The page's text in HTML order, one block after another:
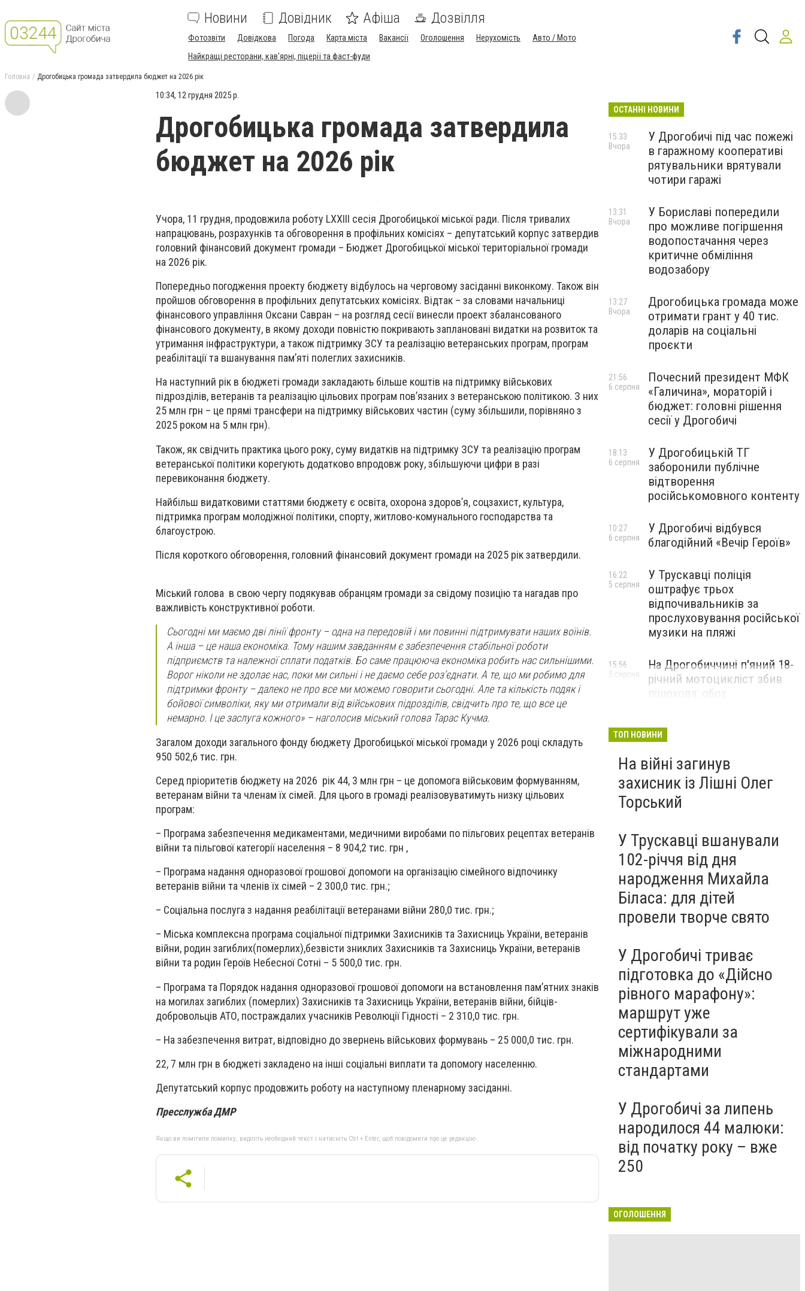
Новини Довідник Афіша Дозвілля
Фотозвіти Довідкова Погода Карта міста Вакансії Оголошення Нерухомість
Авто / Мото
Найкращі ресторани, кав'ярні, піцерії та фаст-фуди
Головна Дрогобицька громада затвердила бюджет на 2026 рік
10:34, 12 грудня 2025 р.
Дрогобицька громада затвердила
бюджет на 2026 рік
Учора, 11 грудня, продовжила роботу LХХIII сесія Дрогобицької міської ради. Після тривалих
напрацювань, розрахунків та обговорення в профільних комісіях – депутатський корпус затвердив
головний фінансовий документ громади – Бюджет Дрогобицької міської територіальної громади
на 2026 рік.
Попередньо погодження проекту бюджету відбулось на черговому засіданні виконкому. Також він
пройшов обговорення в профільних депутатських комісіях. Відтак – за словами начальниці
фінансового управління Оксани Савран – на розгляд сесії винесли проект збалансованого
фінансового документу, в якому доходи повністю покривають заплановані видатки на розвиток та
утримання інфраструктури, а також підтримку ЗСУ та реалізацію ветеранських програм, програм
реабілітації та вшанування пам’яті полеглих захисників.
На наступний рік в бюджеті громади закладають більше коштів на підтримку військових
підрозділів, ветеранів та реалізацію цільових програм пов’язаних з ветеранською політикою. З них
25 млн грн – це прямі трансфери на підтримку військових частин (суму збільшили, порівняно з
2025 роком на 5 млн грн).
Також, як свідчить практика цього року, суму видатків на підтримку ЗСУ та реалізацію програм
ветеранської політики корегують додатково впродовж року, збільшуючи цифри в разі
перевиконання бюджету.
Найбільш видатковими статтями бюджету є освіта, охорона здоровʼя, соцзахист, культура,
підтримка програм молодіжної політики, спорту, житлово-комунального господарства та
благоустрою.
Після короткого обговорення, головний фінансовий документ громади на 2025 рік затвердили.
Міський голова в свою чергу подякував обранцям громади за свідому позицію та нагадав про
важливість конструктивної роботи.
Сьогодні ми маємо дві лінії фронту – одна на передовій і ми повинні підтримувати наших воїнів.
А інша – це наша економіка. Тому нашим завданням є забезпечення стабільної роботи
підприємств та належної сплати податків. Бо саме працююча економіка робить нас сильнішими.
Ворог ніколи не здолає нас, поки ми сильні і не даємо себе розʼєднати. А те, що ми робимо для
підтримки фронту – далеко не про все ми можемо говорити сьогодні. Але та кількість подяк і
бойової символіки, яку ми отримали від військових підрозділів, свідчить про те, що все це
немарно. І це заслуга кожного» –наголосив міський голова Тарас Кучма.
Загалом доходи загального фонду бюджету Дрогобицької міської громади у 2026 році складуть
950 502,6 тис. грн.
Серед пріоритетів бюджету на 2026 рік 44, 3 млн грн – це допомога військовим формуванням,
ветеранам війни та членам їх сімей. Для цього в громаді реалізовуватимуть низку цільових
програм:
– Програма забезпечення медикаментами, медичними виробами по пільгових рецептах ветеранів
війни та пільгової категорії населення – 8 904,2 тис. грн ,
– Програма надання одноразової грошової допомоги на організацію сімейного відпочинку
ветеранів війни та членів їх сімей – 2 300,0 тис. грн.;
– Соціальна послуга з надання реабілітації ветеранами війни 280,0 тис. грн.;
– Міська комплексна програма соціальної підтримки Захисників та Захисниць України, ветеранів
війни, родин загиблих(померлих),безвісти зниклих Захисників та Захисниць України, ветеранів
війни та родин Героїв Небесної Сотні – 5 500,0 тис. грн.
– Програма та Порядок надання одноразової грошової допомоги на встановлення пам’ятних знаків
на могилах загиблих (померлих) Захисників та Захисниць України, ветеранів війни, бійців-
добровольців АТО, постраждалих учасників Революції Гідності – 2 310,0 тис. грн.
– На забезпечення витрат, відповідно до звернень військових формувань – 25 000,0 тис. грн.
22, 7 млн грн в бюджеті закладено на інші соціальні виплати та допомогу населенню.
Депутатський корпус продовжить роботу на наступному пленарному засіданні.
Пресслужба ДМР
Якщо ви помітили помилку, виділіть необхідний текст і натисніть Ctrl + Enter, щоб повідомити про це редакцію
ОСТАННІ НОВИНИ
У Дрогобичі під час пожежі
в гаражному кооперативі
рятувальники врятували
чотири гаражі
15:33
Вчора
У Бориславі попередили
про можливе погіршення
водопостачання через
критичне обміління
водозабору
13:31
Вчора
Дрогобицька громада може
отримати грант у 40 тис.
доларів на соціальні
проєкти
13:27
Вчора
Почесний президент МФК
«Галичина», мораторій і
бюджет: головні рішення
сесії у Дрогобичі
21:56
6 серпня
У Дрогобицькій ТГ
заборонили публічне
відтворення
російськомовного контенту
18:13
6 серпня
У Дрогобичі відбувся
благодійний «Вечір Героїв»
10:27
6 серпня
У Трускавці поліція
оштрафує трьох
відпочивальників за
прослуховування російської
музики на пляжі
16:22
5 серпня
На Дрогобиччині п'яний 18-
річний мотоцикліст збив
пішохода: обох
15:56
5 серпня
ТОП НОВИНИ
На війні загинув
захисник із Лішні Олег
Торський
У Трускавці вшанували
102-річчя від дня
народження Михайла
Біласа: для дітей
провели творче свято
У Дрогобичі триває
підготовка до «Дійсно
рівного марафону»:
маршрут уже
сертифікували за
міжнародними
стандартами
У Дрогобичі за липень
народилося 44 малюки:
від початку року – вже
250
ОГОЛОШЕННЯ